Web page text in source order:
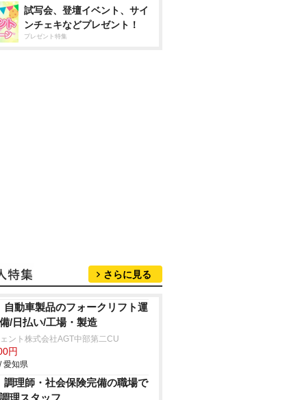
試写会、登壇イベント、サイ
ンチェキなどプレゼント！
プレゼント特集
さらに見る
自動車製品のフォークリフト運
/日払い/工場・製造
ント株式会社AGT中部第二CU
円
愛知県
調理師・社会保険完備の職場で
理スタッフ